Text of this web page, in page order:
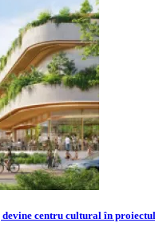
centru cultural în